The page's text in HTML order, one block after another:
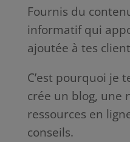
Fournis du
informatif qui
ajoutée à tes
C’est pourquoi je
crée un blog, une
ressources en
conseils.